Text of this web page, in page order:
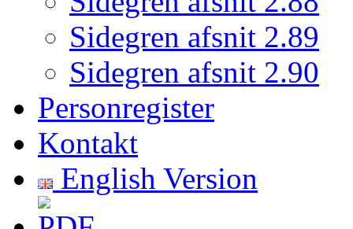
Sidegren afsnit 2.89
Sidegren afsnit 2.90
Personregister
Kontakt
English Version